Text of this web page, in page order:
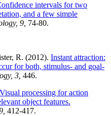
intervals for two
and a few simple
9, 74-80.
R. (2012). Instant attraction:
for both, stimulus- and goal-
3, 446.
Visual processing for action
object features.
412-417.